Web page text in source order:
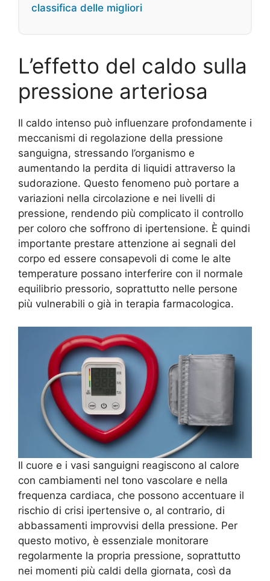
classifica delle migliori
L’effetto del caldo sulla
pressione arteriosa
Il caldo intenso può influenzare profondamente i
meccanismi di regolazione della pressione
sanguigna, stressando l’organismo e
aumentando la perdita di liquidi attraverso la
sudorazione. Questo fenomeno può portare a
variazioni nella circolazione e nei livelli di
pressione, rendendo più complicato il controllo
per coloro che soffrono di ipertensione. È quindi
importante prestare attenzione ai segnali del
corpo ed essere consapevoli di come le alte
temperature possano interferire con il normale
equilibrio pressorio, soprattutto nelle persone
più vulnerabili o già in terapia farmacologica.
Il cuore e i vasi sanguigni reagiscono al calore
con cambiamenti nel tono vascolare e nella
frequenza cardiaca, che possono accentuare il
rischio di crisi ipertensive o, al contrario, di
abbassamenti improvvisi della pressione. Per
questo motivo, è essenziale monitorare
regolarmente la propria pressione, soprattutto
nei momenti più caldi della giornata, così da